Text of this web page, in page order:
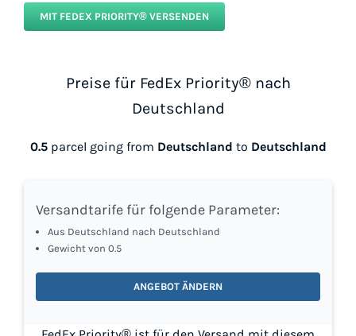
MIT FEDEX PRIORITY® VERSENDEN
Preise für FedEx Priority® nach
Deutschland
0.5parcel going from Deutschland to Deutschland
Versandtarife für folgende Parameter:
Aus Deutschland nach Deutschland
Gewicht von 0.5
ANGEBOT ÄNDERN